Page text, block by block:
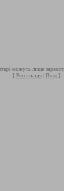
можуть лише
[ Реєстрація| Вхід ]